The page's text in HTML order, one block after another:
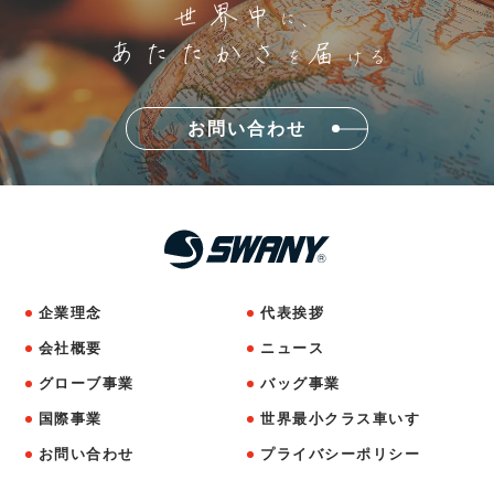
世界中に、
あたたかさを届ける
お問い合わせ
企業理念 代表挨拶
会社概要 ニュース
グローブ事業 バッグ事業
国際事業 世界最小クラス車いす
お問い合わせ プライバシーポリシー